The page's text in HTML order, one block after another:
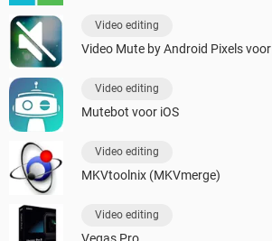
Video editing
Video Mute by Android Pixels
Video editing
Mutebot voor iOS
Video editing
MKVtoolnix (MKVmerge)
Video editing
Vegas Pro